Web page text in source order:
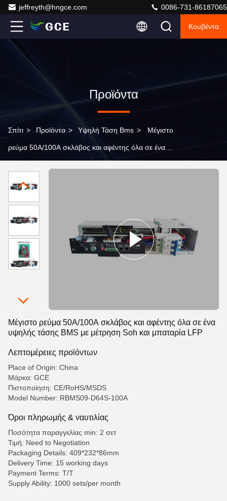
jeffreyth@hngce.com 0086-731-86187065
Κουβέντα
Προϊόντα
Σπίτι > Προϊόντα > Υψηλή Τάση Bms > Μέγιστο
ρεύμα 50A/100A σκλάβος και αφέντης όλα σε ένα
Μέγιστο ρεύμα 50A/100A σκλάβος και αφέντης όλα σε ένα
υψηλής τάσης BMS με μέτρηση Soh και μπαταρία LFP
Λεπτομέρειες προϊόντων
Place of Origin: China
Μάρκα: GCE
Πιστοποίηση: CE/RoHS/MSDS
Model Number: RBMS09-D64S-100A
Όροι πληρωμής & ναυτιλίας
Ποσότητα παραγγελίας min: 2 σετ
Τιμή: Need to Negotiation
Packaging Details: 409*232*86mm
Delivery Time: 15 working days
Payment Terms: T/T
Supply Ability: 1000 sets/per month